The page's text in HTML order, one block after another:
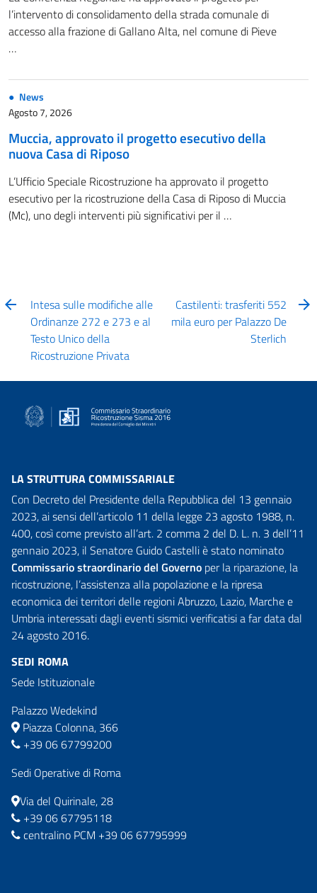
l’intervento di consolidamento della strada comunale di
accesso alla frazione di Gallano Alta, nel comune di Pieve
…
News
Agosto 7, 2026
Muccia, approvato il progetto esecutivo della
nuova Casa di Riposo
L’Ufficio Speciale Ricostruzione ha approvato il progetto
esecutivo per la ricostruzione della Casa di Riposo di Muccia
(Mc), uno degli interventi più significativi per il …
Intesa sulle modifiche alle
Ordinanze 272 e 273 e al
Testo Unico della
Ricostruzione Privata
Castilenti: trasferiti 552
mila euro per Palazzo De
Sterlich
LA STRUTTURA COMMISSARIALE
Con Decreto del Presidente della Repubblica del 13 gennaio
2023, ai sensi dell’articolo 11 della legge 23 agosto 1988, n.
400, così come previsto all’art. 2 comma 2 del D. L. n. 3 dell’11
gennaio 2023, il Senatore Guido Castelli è stato nominato
Commissario straordinario del Governo per la riparazione, la
ricostruzione, l’assistenza alla popolazione e la ripresa
economica dei territori delle regioni Abruzzo, Lazio, Marche e
Umbria interessati dagli eventi sismici verificatisi a far data dal
24 agosto 2016.
SEDI ROMA
Sede Istituzionale
Palazzo Wedekind
Piazza Colonna, 366
+39 06 67799200
Sedi Operative di Roma
Via del Quirinale, 28
+39 06 67795118
centralino PCM +39 06 67795999